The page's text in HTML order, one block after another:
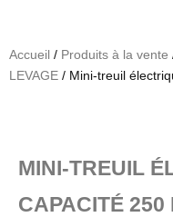
Accueil / Produits à la vente
LEVAGE / Mini-treuil
MINI-TREUIL
CAPACITÉ 250